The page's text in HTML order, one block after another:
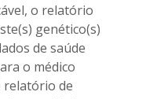
o relatório
genético(s)
de saúde
o médico
relatório de